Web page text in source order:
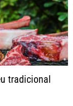
tradicional